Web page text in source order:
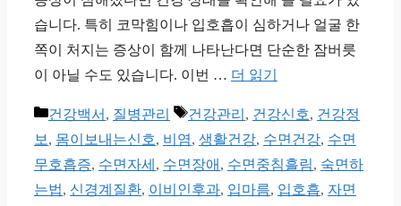
습니다. 특히 코막힘이나 입호흡이 심하거나 얼굴 한
쪽이 처지는 증상이 함께 나타난다면 단순한 잠버릇
이 아닐 수도 있습니다. 이번 … 더 읽기
카
테
고
리
건강백서 , 질병관리
태
그
건강관리 , 건강신호, 건강정
보 , 몸이보내는신호, 비염, 생활건강, 수면건강, 수면
무호흡증, 수면자세 , 수면장애 , 수면중침흘림, 숙면하
는법, 신경계질환, 이비인후과, 입마름, 입호흡, 자면